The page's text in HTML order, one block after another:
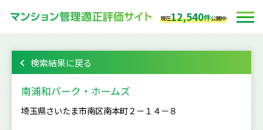
現在12,540件公開中
検索結果に戻る
南浦和パーク・ホームズ
埼玉県さいたま市南区南本町２－１４－８